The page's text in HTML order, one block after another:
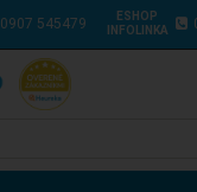
0907 545479
ESHOP
INFOLINKA